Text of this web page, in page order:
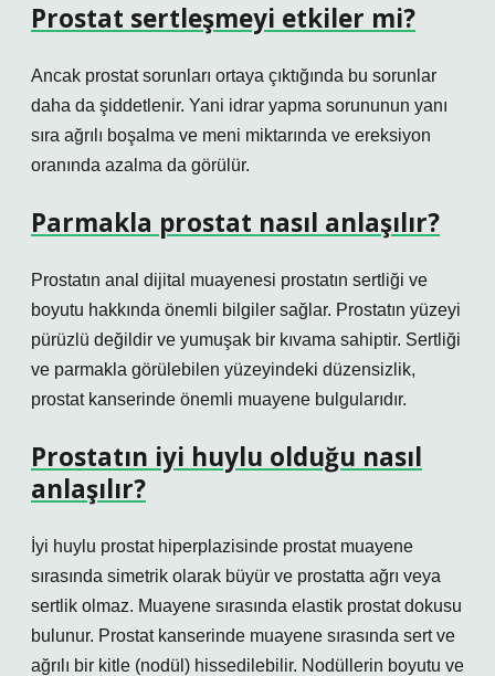
Prostat sertleşmeyi etkiler mi?
Ancak prostat sorunları ortaya çıktığında bu sorunlar
daha da şiddetlenir. Yani idrar yapma sorununun yanı
sıra ağrılı boşalma ve meni miktarında ve ereksiyon
oranında azalma da görülür.
Parmakla prostat nasıl anlaşılır?
Prostatın anal dijital muayenesi prostatın sertliği ve
boyutu hakkında önemli bilgiler sağlar. Prostatın yüzeyi
pürüzlü değildir ve yumuşak bir kıvama sahiptir. Sertliği
ve parmakla görülebilen yüzeyindeki düzensizlik,
prostat kanserinde önemli muayene bulgularıdır.
Prostatın iyi huylu olduğu nasıl
anlaşılır?
İyi huylu prostat hiperplazisinde prostat muayene
sırasında simetrik olarak büyür ve prostatta ağrı veya
sertlik olmaz. Muayene sırasında elastik prostat dokusu
bulunur. Prostat kanserinde muayene sırasında sert ve
ağrılı bir kitle (nodül) hissedilebilir. Nodüllerin boyutu ve